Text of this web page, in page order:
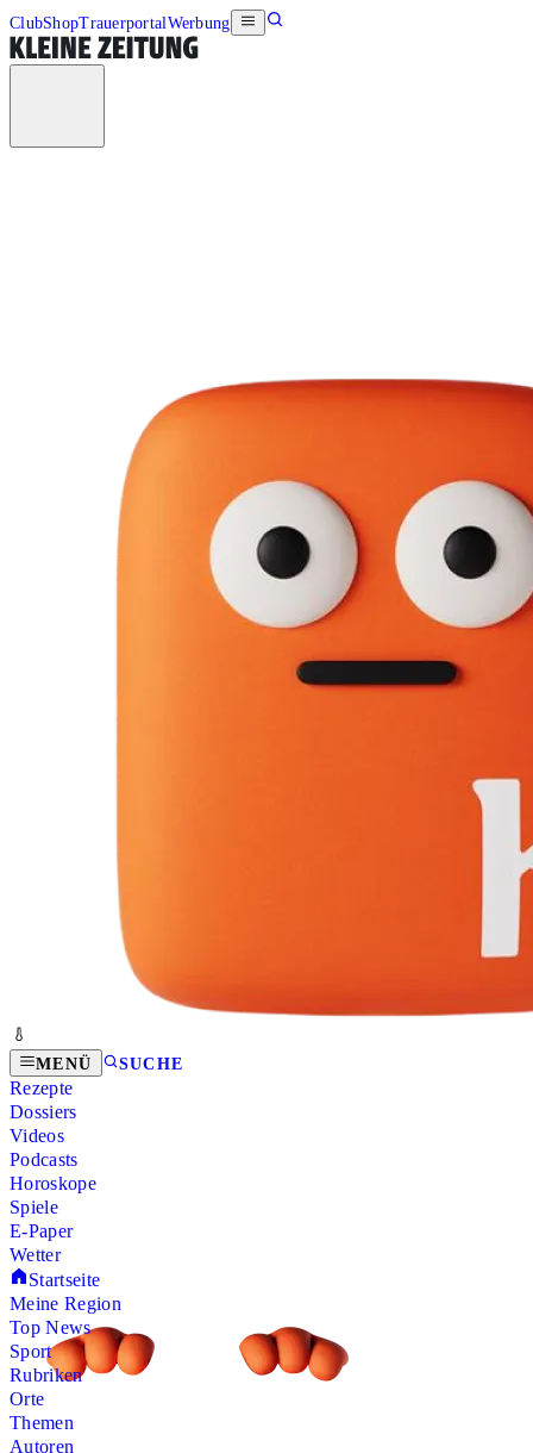
ClubShopTrauerportalWerbung
MENÜ SUCHE
Rezepte
Dossiers
Videos
Podcasts
Horoskope
Spiele
E-Paper
Wetter
Startseite
Meine Region
Top News
Sport
Rubriken
Orte
Themen
Autoren